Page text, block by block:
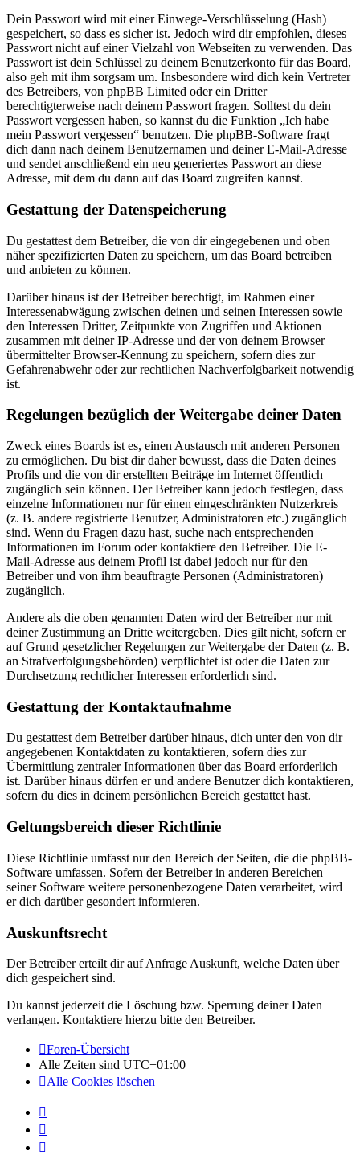
Dein Passwort wird mit einer Einwege-Verschlüsselung (Hash)
gespeichert, so dass es sicher ist. Jedoch wird dir empfohlen, dieses
Passwort nicht auf einer Vielzahl von Webseiten zu verwenden. Das
Passwort ist dein Schlüssel zu deinem Benutzerkonto für das Board,
also geh mit ihm sorgsam um. Insbesondere wird dich kein Vertreter
des Betreibers, von phpBB Limited oder ein Dritter
berechtigterweise nach deinem Passwort fragen. Solltest du dein
Passwort vergessen haben, so kannst du die Funktion „Ich habe
mein Passwort vergessen“ benutzen. Die phpBB-Software fragt
dich dann nach deinem Benutzernamen und deiner E-Mail-Adresse
und sendet anschließend ein neu generiertes Passwort an diese
Adresse, mit dem du dann auf das Board zugreifen kannst.
Gestattung der Datenspeicherung
Du gestattest dem Betreiber, die von dir eingegebenen und oben
näher spezifizierten Daten zu speichern, um das Board betreiben
und anbieten zu können.
Darüber hinaus ist der Betreiber berechtigt, im Rahmen einer
Interessenabwägung zwischen deinen und seinen Interessen sowie
den Interessen Dritter, Zeitpunkte von Zugriffen und Aktionen
zusammen mit deiner IP-Adresse und der von deinem Browser
übermittelter Browser-Kennung zu speichern, sofern dies zur
Gefahrenabwehr oder zur rechtlichen Nachverfolgbarkeit notwendig
ist.
Regelungen bezüglich der Weitergabe deiner Daten
Zweck eines Boards ist es, einen Austausch mit anderen Personen
zu ermöglichen. Du bist dir daher bewusst, dass die Daten deines
Profils und die von dir erstellten Beiträge im Internet öffentlich
zugänglich sein können. Der Betreiber kann jedoch festlegen, dass
einzelne Informationen nur für einen eingeschränkten Nutzerkreis
(z. B. andere registrierte Benutzer, Administratoren etc.) zugänglich
sind. Wenn du Fragen dazu hast, suche nach entsprechenden
Informationen im Forum oder kontaktiere den Betreiber. Die E-
Mail-Adresse aus deinem Profil ist dabei jedoch nur für den
Betreiber und von ihm beauftragte Personen (Administratoren)
zugänglich.
Andere als die oben genannten Daten wird der Betreiber nur mit
deiner Zustimmung an Dritte weitergeben. Dies gilt nicht, sofern er
auf Grund gesetzlicher Regelungen zur Weitergabe der Daten (z. B.
an Strafverfolgungsbehörden) verpflichtet ist oder die Daten zur
Durchsetzung rechtlicher Interessen erforderlich sind.
Gestattung der Kontaktaufnahme
Du gestattest dem Betreiber darüber hinaus, dich unter den von dir
angegebenen Kontaktdaten zu kontaktieren, sofern dies zur
Übermittlung zentraler Informationen über das Board erforderlich
ist. Darüber hinaus dürfen er und andere Benutzer dich kontaktieren,
sofern du dies in deinem persönlichen Bereich gestattet hast.
Geltungsbereich dieser Richtlinie
Diese Richtlinie umfasst nur den Bereich der Seiten, die die phpBB-
Software umfassen. Sofern der Betreiber in anderen Bereichen
seiner Software weitere personenbezogene Daten verarbeitet, wird
er dich darüber gesondert informieren.
Auskunftsrecht
Der Betreiber erteilt dir auf Anfrage Auskunft, welche Daten über
dich gespeichert sind.
Du kannst jederzeit die Löschung bzw. Sperrung deiner Daten
verlangen. Kontaktiere hierzu bitte den Betreiber.
Foren-Übersicht
Alle Zeiten sind UTC+01:00
Alle Cookies löschen